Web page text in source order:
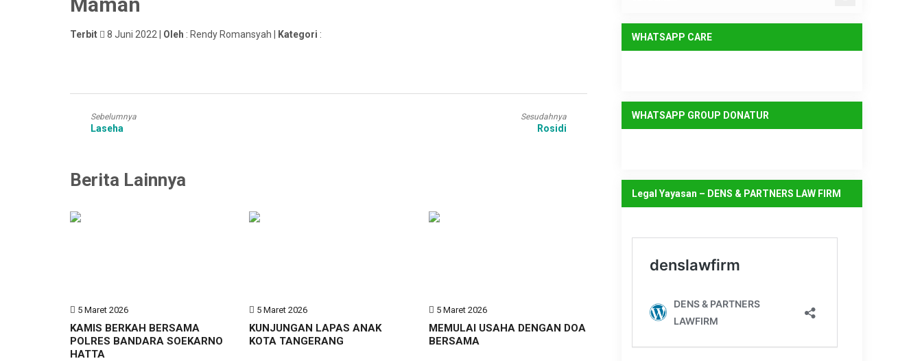
Terbit 8 Juni 2022 | Oleh : Rendy Romansyah | Kategori :
Sebelumnya
Laseha
Sesudahnya
Rosidi
Berita Lainnya
5 Maret 2026
KAMIS BERKAH BERSAMA
POLRES BANDARA SOEKARNO
HATTA
5 Maret 2026
KUNJUNGAN LAPAS ANAK
KOTA TANGERANG
5 Maret 2026
MEMULAI USAHA DENGAN DOA
BERSAMA
WHATSAPP CARE
WHATSAPP GROUP DONATUR
Legal Yayasan – DENS & PARTNERS LAW FIRM